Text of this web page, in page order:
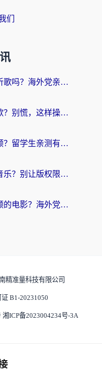
们
酷狗会员在国外可以听歌吗？海外党亲测有效：3步解决音乐权限难题
在国外无法听国内的歌？别慌，这样操作就能畅听QQ音乐（附亲测加速器推荐）
在国外如何看腾讯视频？留学生亲测有效的回国加速方案
在国外怎么听国内的音乐？别让版权限制断了你的华语歌单
怎么在国外看腾讯视频的电影？海外党亲测有效的回国加速指南
精准量科技有限公司
B1-20231050
ICP备2023004234号-3A